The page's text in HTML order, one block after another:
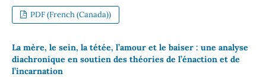
PDF (French (Canada))
La mère, le sein, la tétée, l’amour et le baiser : une analyse
diachronique en soutien des théories de l’énaction et de
l’incarnation